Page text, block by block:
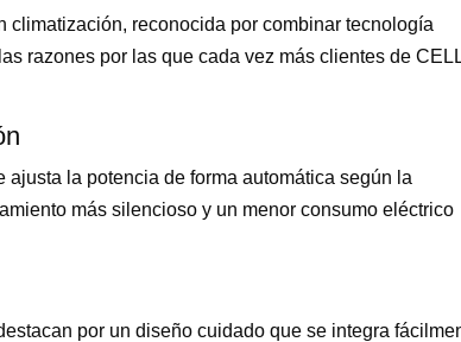
reconocida por combinar tecnología
razones por las que cada vez más clientes de
la potencia de forma automática según la
más silencioso y un menor consumo eléctrico
por un diseño cuidado que se integra